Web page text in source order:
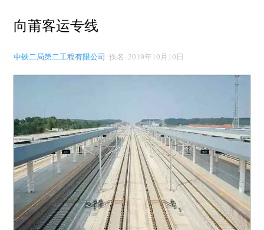
向莆客运专线
中铁二局第二工程有限公司 佚名 2019年10月10日